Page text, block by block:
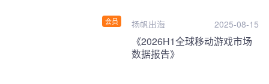
会员 扬帆出海 2025-08-15
《2026H1全球移动游戏市场
数据报告》